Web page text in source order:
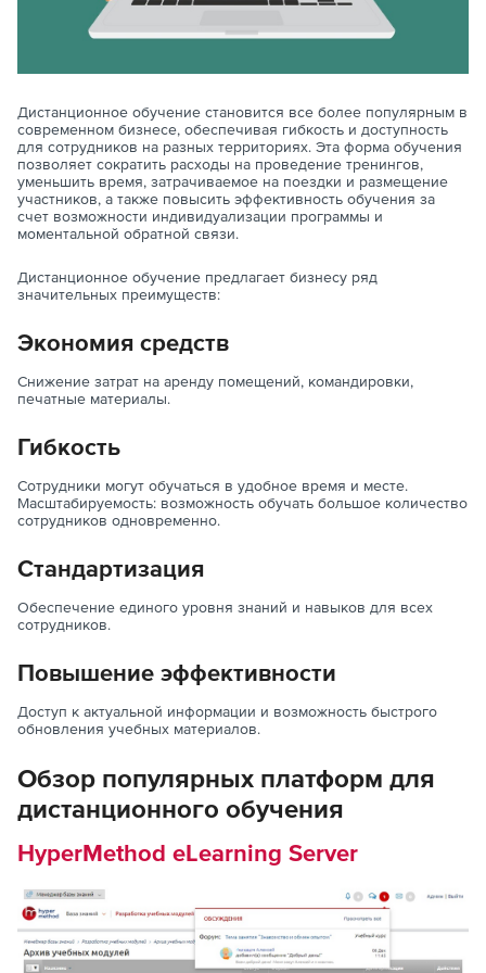
Дистанционное обучение становится все более популярным в
современном бизнесе, обеспечивая гибкость и доступность
для сотрудников на разных территориях. Эта форма обучения
позволяет сократить расходы на проведение тренингов,
уменьшить время, затрачиваемое на поездки и размещение
участников, а также повысить эффективность обучения за
счет возможности индивидуализации программы и
моментальной обратной связи.
Дистанционное обучение предлагает бизнесу ряд
значительных преимуществ:
Экономия средств
Снижение затрат на аренду помещений, командировки,
печатные материалы.
Гибкость
Сотрудники могут обучаться в удобное время и месте.
Масштабируемость: возможность обучать большое количество
сотрудников одновременно.
Стандартизация
Обеспечение единого уровня знаний и навыков для всех
сотрудников.
Повышение эффективности
Доступ к актуальной информации и возможность быстрого
обновления учебных материалов.
Обзор популярных платформ для
дистанционного обучения
HyperMethod eLearning Server